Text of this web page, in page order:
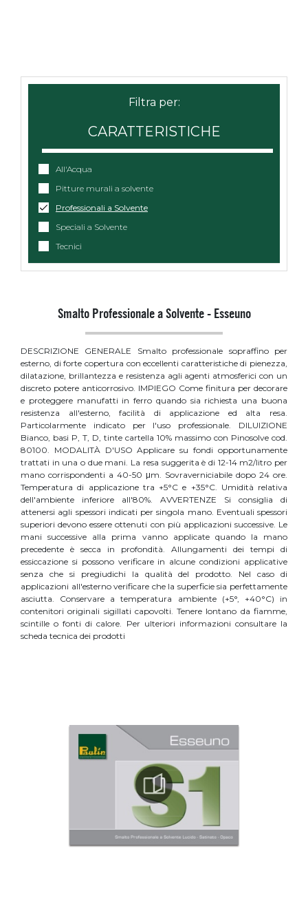
CARATTERISTICHE
All'Acqua
Pitture murali a solvente
Professionali a Solvente
Speciali a Solvente
Tecnici
Smalto Professionale a Solvente - Esseuno
DESCRIZIONE GENERALE Smalto professionale sopraffino per
esterno, di forte copertura con eccellenti caratteristiche di pienezza,
dilatazione, brillantezza e resistenza agli agenti atmosferici con un
discreto potere anticorrosivo. IMPIEGO Come finitura per decorare
e proteggere manufatti in ferro quando sia richiesta una buona
resistenza all'esterno, facilità di applicazione ed alta resa.
Particolarmente indicato per l'uso professionale. DILUIZIONE
Bianco, basi P, T, D, tinte cartella 10% massimo con Pinosolve cod.
80100. MODALITÀ D'USO Applicare su fondi opportunamente
trattati in una o due mani. La resa suggerita è di 12-14 m2/litro per
mano corrispondenti a 40-50 μm. Sovraverniciabile dopo 24 ore.
Temperatura di applicazione tra +5°C e +35°C. Umidità relativa
dell'ambiente inferiore all'80%. AVVERTENZE Si consiglia di
attenersi agli spessori indicati per singola mano. Eventuali spessori
superiori devono essere ottenuti con più applicazioni successive. Le
mani successive alla prima vanno applicate quando la mano
precedente è secca in profondità. Allungamenti dei tempi di
essiccazione si possono verificare in alcune condizioni applicative
senza che si pregiudichi la qualità del prodotto. Nel caso di
applicazioni all'esterno verificare che la superficie sia perfettamente
asciutta. Conservare a temperatura ambiente (+5°, +40°C) in
contenitori originali sigillati capovolti. Tenere lontano da fiamme,
scintille o fonti di calore. Per ulteriori informazioni consultare la
scheda tecnica dei prodotti